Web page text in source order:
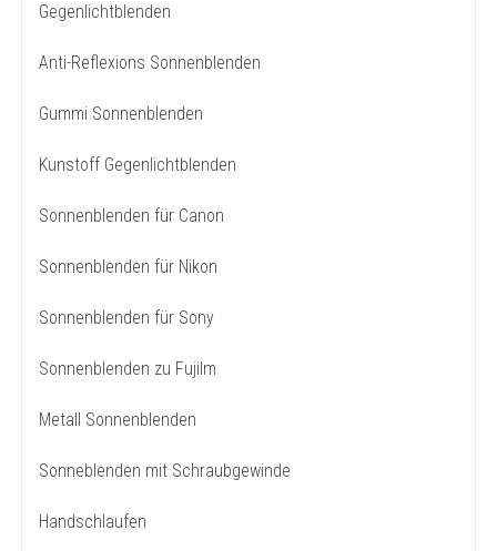
Gegenlichtblenden
Anti-Reflexions Sonnenblenden
Gummi Sonnenblenden
Kunstoff Gegenlichtblenden
Sonnenblenden für Canon
Sonnenblenden für Nikon
Sonnenblenden für Sony
Sonnenblenden zu Fujilm
Metall Sonnenblenden
Sonneblenden mit Schraubgewinde
Handschlaufen